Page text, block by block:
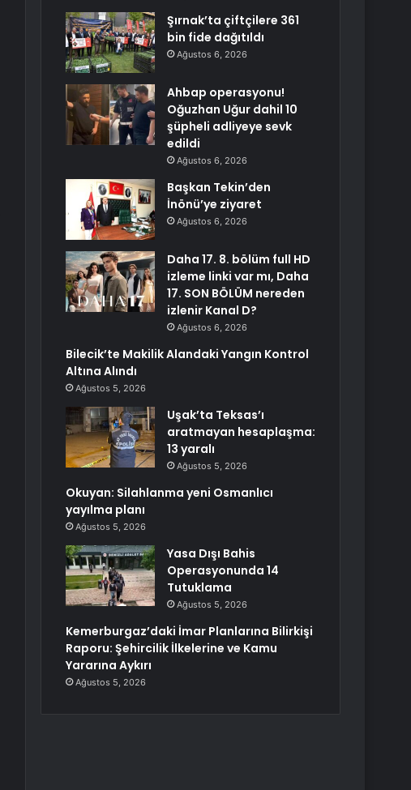
Şırnak’ta çiftçilere 361
bin fide dağıtıldı
Ağustos 6, 2026
Ahbap operasyonu!
Oğuzhan Uğur dahil 10
şüpheli adliyeye sevk
edildi
Ağustos 6, 2026
Başkan Tekin’den
İnönü’ye ziyaret
Ağustos 6, 2026
Daha 17. 8. bölüm full HD
izleme linki var mı, Daha
17. SON BÖLÜM nereden
izlenir Kanal D?
Ağustos 6, 2026
Bilecik’te Makilik Alandaki Yangın Kontrol
Altına Alındı
Ağustos 5, 2026
Uşak’ta Teksas’ı
aratmayan hesaplaşma:
13 yaralı
Ağustos 5, 2026
Okuyan: Silahlanma yeni Osmanlıcı
yayılma planı
Ağustos 5, 2026
Yasa Dışı Bahis
Operasyonunda 14
Tutuklama
Ağustos 5, 2026
Kemerburgaz’daki İmar Planlarına Bilirkişi
Raporu: Şehircilik İlkelerine ve Kamu
Yararına Aykırı
Ağustos 5, 2026